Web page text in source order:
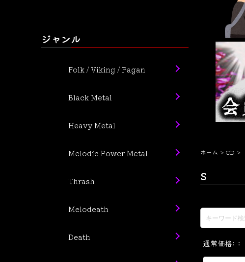
ホーム CD
S
通常価格:：
ジャンル
Folk / Viking / Pagan
Black Metal
Heavy Metal
Melodic Power Metal
Thrash
Melodeath
Death